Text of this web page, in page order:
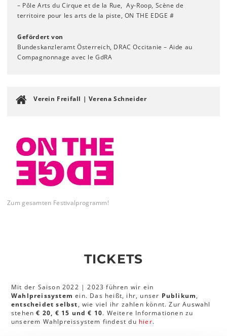
– Pôle Arts du Cirque et de la Rue, Ay-Roop, Scène de
territoire pour les arts de la piste, ON THE EDGE #
Gefördert von
Bundeskanzleramt Österreich, DRAC Occitanie – Aide au
Compagnonnage avec le GdRA
Verein Freifall | Verena Schneider
Zum gesamten Festivalprogramm!
TICKETS
Mit der Saison 2022 | 2023 führen wir ein
Wahlpreissystemein. Das heißt, ihr, unser Publikum,
entscheidet selbst, wie viel ihr zahlen könnt. Zur Auswahl
stehen€ 20, € 15 und € 10. Weitere Informationen zu
unserem Wahlpreissystem findest du hier.